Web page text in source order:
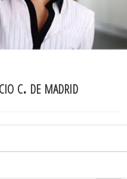
c. de madrid